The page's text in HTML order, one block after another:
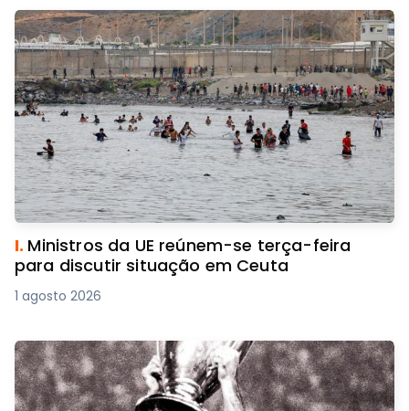
I. Ministros da UE reúnem-se terça-feira
para discutir situação em Ceuta
1 agosto 2026